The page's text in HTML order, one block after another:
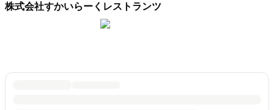
株式会社すかいらーくレストランツ